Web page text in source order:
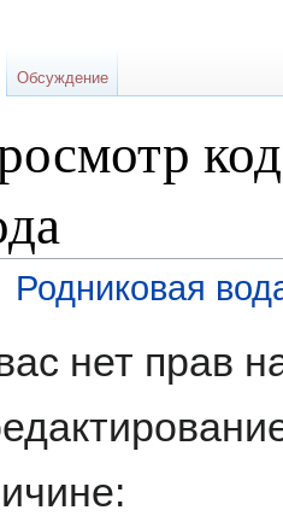
Родниковая
нет прав
Обсуждение